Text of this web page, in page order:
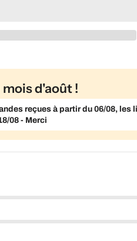
d'août !
reçues à partir du 06/08, les
08 - Merci